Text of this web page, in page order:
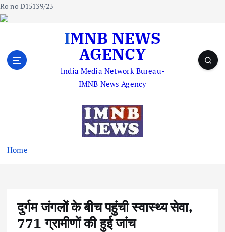
Ro no D15139/23
IMNB NEWS
AGENCY
lndia Media Network Bureau-
IMNB News Agency
Home
दुर्गम जंगलों के बीच पहुंची स्वास्थ्य सेवा,
771 ग्रामीणों की हुई जांच